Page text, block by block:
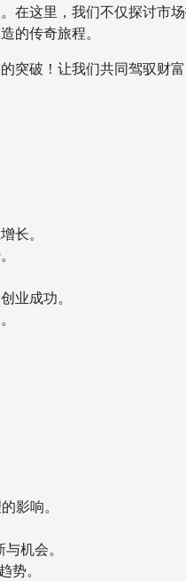
在这里，我们不仅探讨市
的传奇旅程。
突破！让我们共同驾驭财富
长。
业成功。
影响。
机会。
。